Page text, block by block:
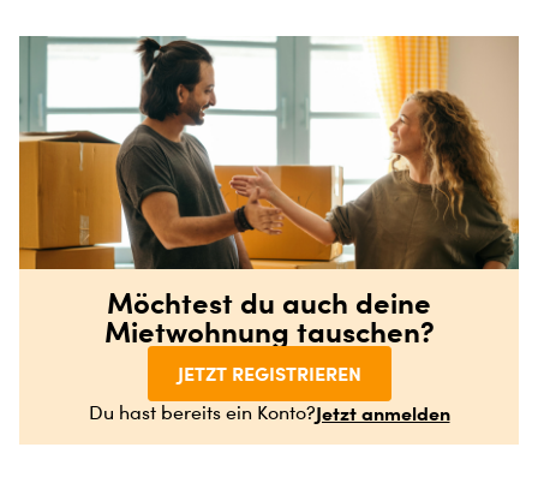
Möchtest du auch deine
Mietwohnung tauschen?
JETZT REGISTRIEREN
Du hast bereits ein Konto?Jetzt anmelden